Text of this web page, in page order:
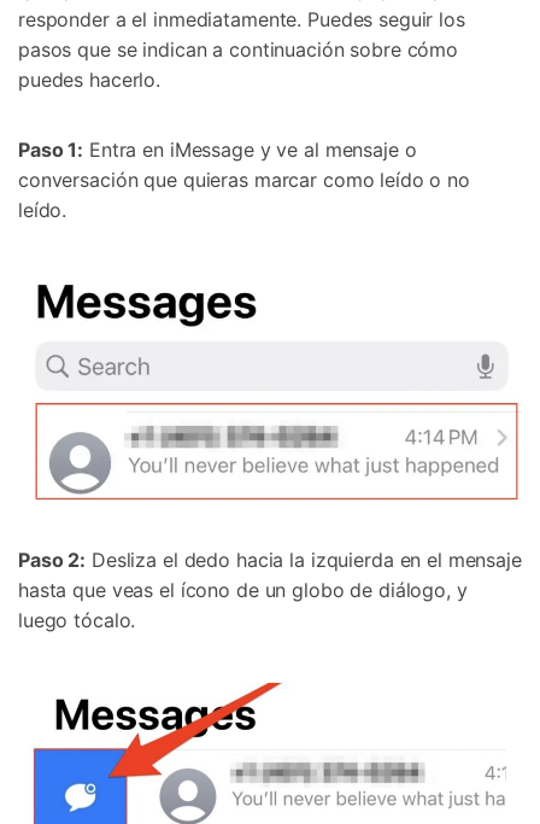
responder a el inmediatamente. Puedes seguir los
pasos que se indican a continuación sobre cómo
puedes hacerlo.
Paso 1: Entra en iMessage y ve al mensaje o
conversación que quieras marcar como leído o no
leído.
Paso 2: Desliza el dedo hacia la izquierda en el mensaje
hasta que veas el ícono de un globo de diálogo, y
luego tócalo.